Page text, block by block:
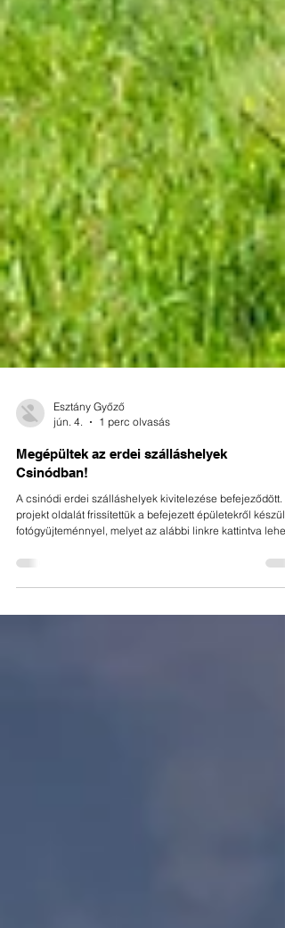
Esztány Győző
jún. 4.
1 perc olvasás
Megépültek az erdei szálláshelyek
Csinódban!
A csinódi erdei szálláshelyek kivitelezése befejeződött. A
fotógyüjteménnyel, melyet az alábbi linkre kattintva lehet